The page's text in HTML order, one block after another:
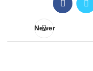
Newer